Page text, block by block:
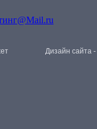
Дизайн сайта -